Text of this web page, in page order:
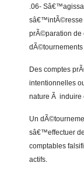
.06-
sâ€™intÃ©resse
prÃ©paration de
Des comptes
intentionnelles
nature Ã induire
Un
sâ€™effectuer
comptables
actifs.